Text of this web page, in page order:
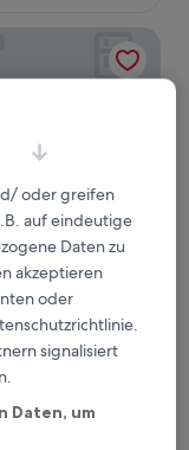
Branch
Der
oder greifen
auf eindeutige
Daten zu
akzeptieren
oder
signalisiert
Daten, um